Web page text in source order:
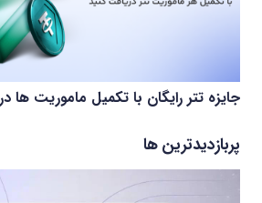
جایزه تتر رایگان با تکمیل ماموریت ها
پربازدیدترین ها